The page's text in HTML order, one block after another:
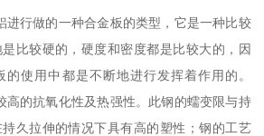
进行做的一种合金板的类型，它是一种比较
比较硬的，硬度和密度都是比较大的，因
使用中都是不断地进行发挥着作用的。
高的抗氧化性及热强性。此钢的蠕变限与持
久拉伸的情况下具有高的塑性；钢的工艺